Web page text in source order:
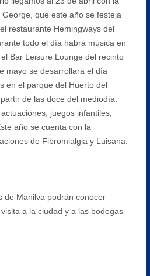
que este año se festeja
restaurante Hemingways del
todo el día habrá música en
Bar Leisure Lounge del recinto
mayo se desarrollará el día
en el parque del Huerto del
de las doce del mediodía.
juegos infantiles,
año se cuenta con la
de Fibromialgia y Luisana.
de Manilva podrán conocer
a la ciudad y a las bodegas